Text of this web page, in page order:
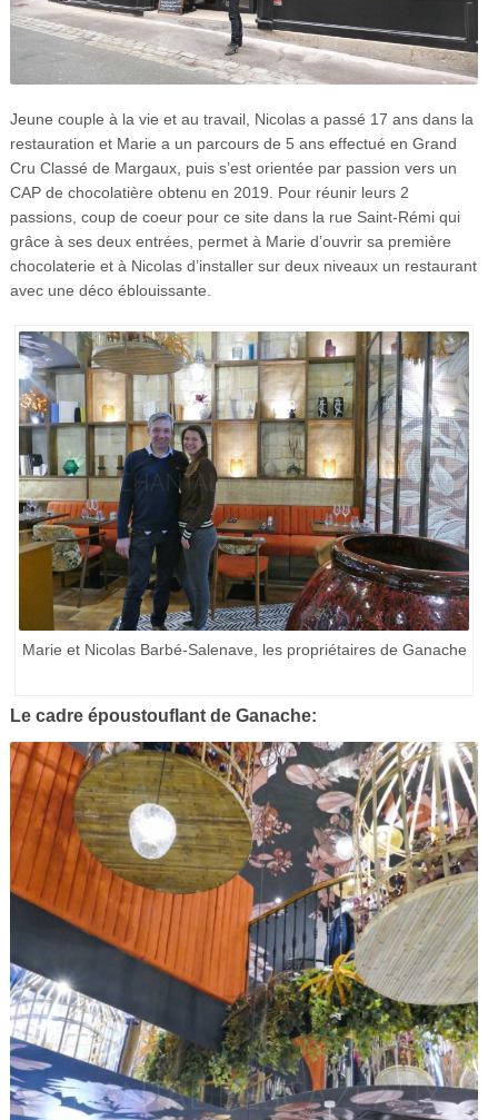
Jeune couple à la vie et au travail, Nicolas a passé 17 ans dans la
restauration et Marie a un parcours de 5 ans effectué en Grand
Cru Classé de Margaux, puis s’est orientée par passion vers un
CAP de chocolatière obtenu en 2019. Pour réunir leurs 2
passions, coup de coeur pour ce site dans la rue Saint-Rémi qui
grâce à ses deux entrées, permet à Marie d’ouvrir sa première
chocolaterie et à Nicolas d’installer sur deux niveaux un restaurant
avec une déco éblouissante.
Marie et Nicolas Barbé-Salenave, les propriétaires de Ganache
Le cadre époustouflant de Ganache: